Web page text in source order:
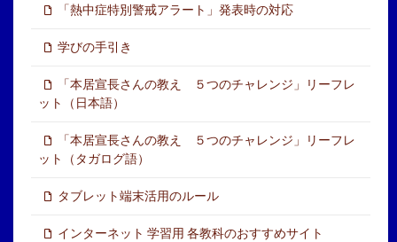
「熱中症特別警戒アラート」発表時の対応
学びの手引き
「本居宣長さんの教え ５つのチャレンジ」リーフレ
ット（日本語）
「本居宣長さんの教え ５つのチャレンジ」リーフレ
ット（タガログ語）
タブレット端末活用のルール
インターネット 学習用 各教科のおすすめサイト